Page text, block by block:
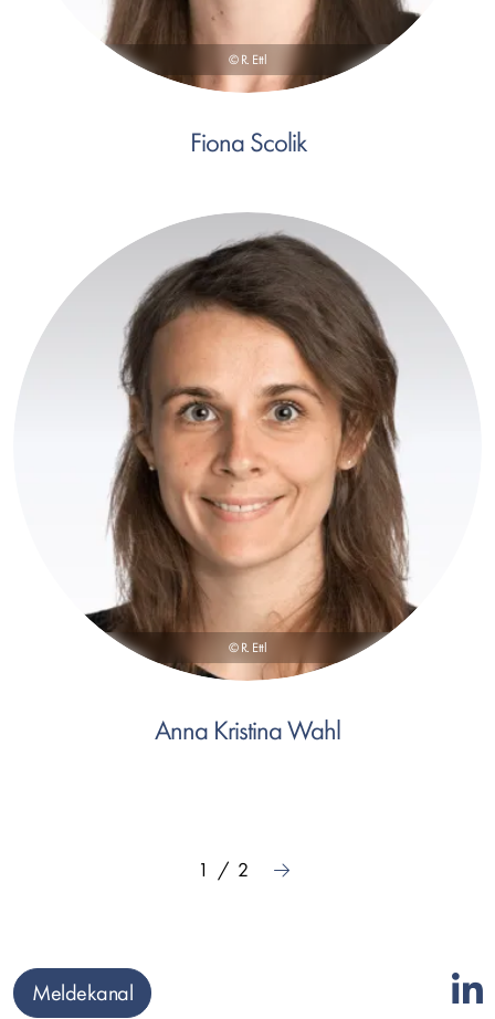
© R. Ettl
Fiona Scolik
© R. Ettl
Anna Kristina Wahl
Aktuelle
1 / 2
Nächste
Meldekanal